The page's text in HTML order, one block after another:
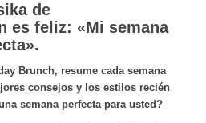
de
es feliz: «Mi semana
Brunch, resume cada semana
consejos y los estilos recién
semana perfecta para usted?